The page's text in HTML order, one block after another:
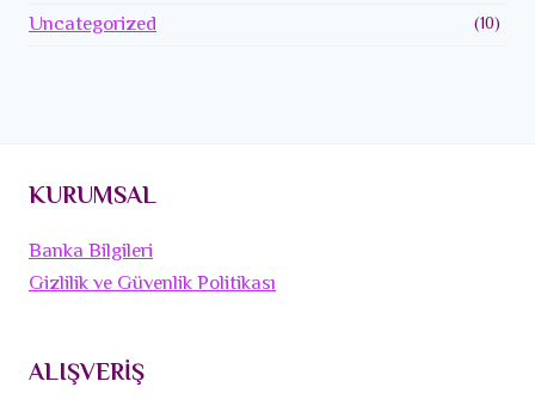
Uncategorized (10)
KURUMSAL
Banka Bilgileri
Gizlilik ve Güvenlik Politikası
ALIŞVERİŞ